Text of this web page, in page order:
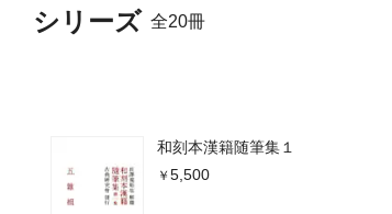
シリーズ 全20冊
和刻本漢籍随筆集１
5,500